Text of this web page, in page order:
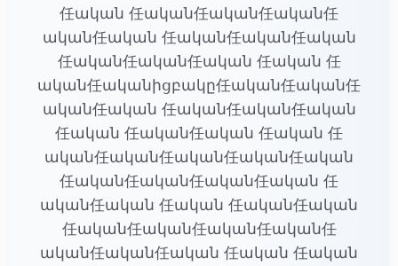
任ական 任ական任ական任ական任
ական任ական 任ական任ական任ական
任ական任ական任ական 任ական 任
ական任ականիցբակը任ական任ական任
ական任ական 任ական任ական任ական
任ական 任ական任ական 任ական 任
ական任ական任ական任ական任ական
任ական任ական任ական任ական 任
ական任ական 任ական 任ական任ական
任ական任ական任ական任ական任
ական任ական任ական 任ական 任ական